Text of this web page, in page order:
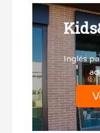
Inglés